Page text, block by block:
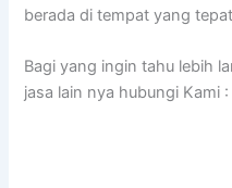
berada di tempat yang
Bagi yang ingin tahu lebih
jasa lain nya hubungi Kami